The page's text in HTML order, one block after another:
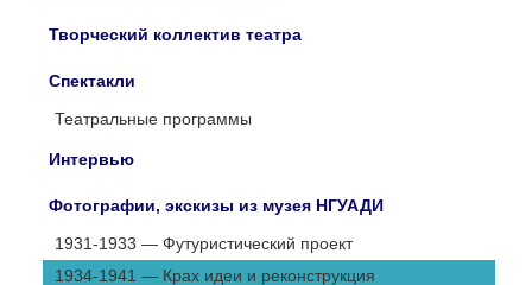
Творческий коллектив театра
Спектакли
Театральные программы
Интервью
Фотографии, экскизы из музея НГУАДИ
1931-1933 — Футуристический проект
1934-1941 — Крах идеи и реконструкция